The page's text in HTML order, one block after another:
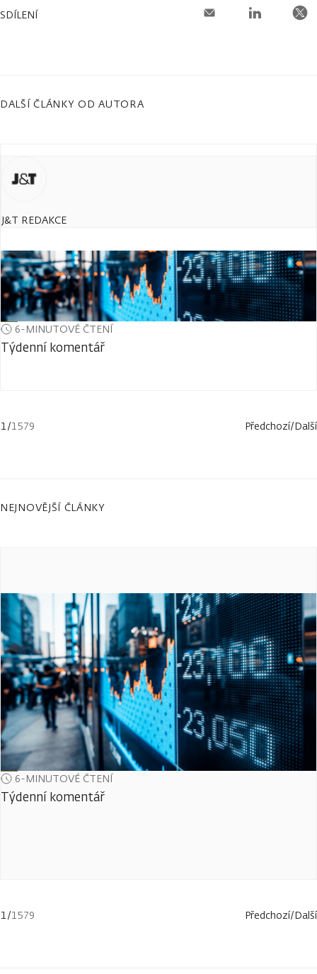
SDÍLENÍ
DALŠÍ ČLÁNKY OD AUTORA
J&T REDAKCE
6-MINUTOVÉ ČTENÍ
Týdenní komentář
1/1579 Předchozí/Další
NEJNOVĚJŠÍ ČLÁNKY
6-MINUTOVÉ ČTENÍ
Týdenní komentář
1/1579 Předchozí/Další